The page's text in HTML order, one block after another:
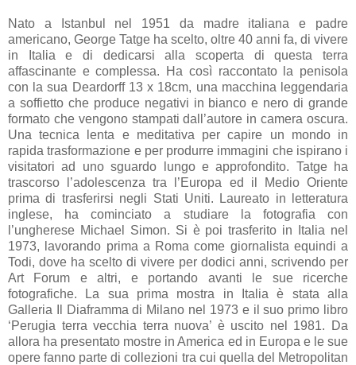
Nato a Istanbul nel 1951 da madre italiana e padre
americano, George Tatge ha scelto, oltre 40 anni fa, di vivere
in Italia e di dedicarsi alla scoperta di questa terra
affascinante e complessa. Ha così raccontato la penisola
con la sua Deardorff 13 x 18cm, una macchina leggendaria
a soffietto che produce negativi in bianco e nero di grande
formato che vengono stampati dall’autore in camera oscura.
Una tecnica lenta e meditativa per capire un mondo in
rapida trasformazione e per produrre immagini che ispirano i
visitatori ad uno sguardo lungo e approfondito. Tatge ha
trascorso l’adolescenza tra l’Europa ed il Medio Oriente
prima di trasferirsi negli Stati Uniti. Laureato in letteratura
inglese, ha cominciato a studiare la fotografia con
l’ungherese Michael Simon. Si è poi trasferito in Italia nel
1973, lavorando prima a Roma come giornalista equindi a
Todi, dove ha scelto di vivere per dodici anni, scrivendo per
Art Forum e altri, e portando avanti le sue ricerche
fotografiche. La sua prima mostra in Italia è stata alla
Galleria Il Diaframma di Milano nel 1973 e il suo primo libro
‘Perugia terra vecchia terra nuova’ è uscito nel 1981. Da
allora ha presentato mostre in America ed in Europa e le sue
opere fanno parte di collezioni tra cui quella del Metropolitan